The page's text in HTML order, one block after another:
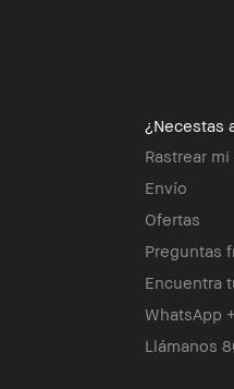
¿Necestas
Rastrear
Envío
Ofertas
Preguntas
Encuentra
WhatsApp
Llámanos